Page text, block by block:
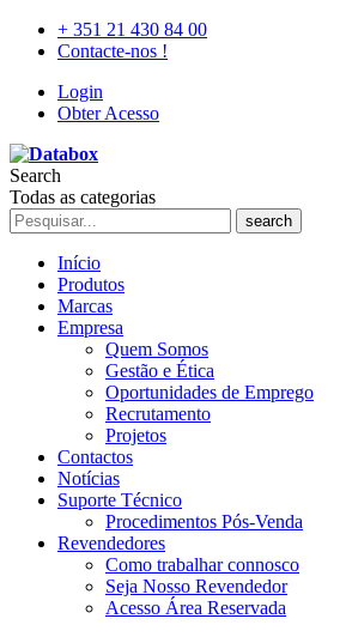
+ 351 21 430 84 00
Contacte-nos !
Login
Obter Acesso
Search
Todas as categorias
search
Início
Produtos
Marcas
Empresa
Quem Somos
Gestão e Ética
Oportunidades de Emprego
Recrutamento
Projetos
Contactos
Notícias
Suporte Técnico
Procedimentos Pós-Venda
Revendedores
Como trabalhar connosco
Seja Nosso Revendedor
Acesso Área Reservada